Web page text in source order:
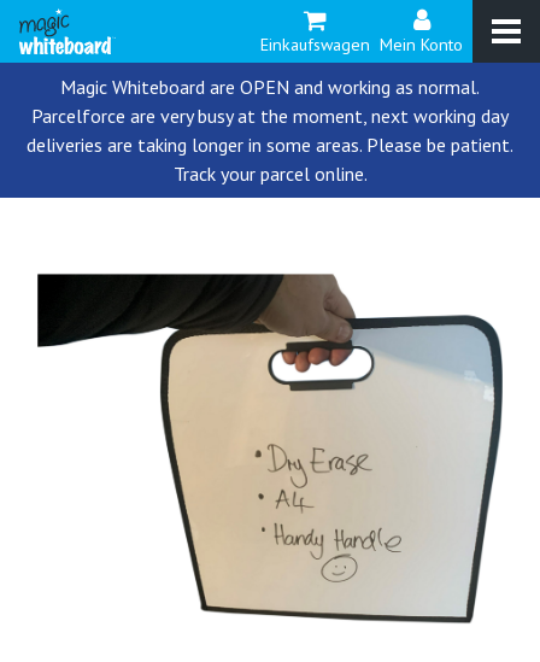
Einkaufswagen Mein Konto
Magic Whiteboard are OPEN and working as normal.
Parcelforce are very busy at the moment, next working day
deliveries are taking longer in some areas. Please be patient.
Track your parcel online.